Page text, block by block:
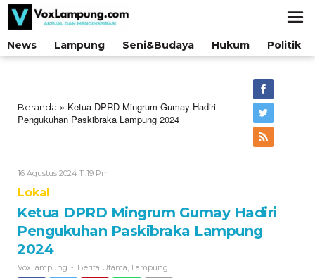
Lewati
konten
News
Lampung Seni&Budaya Hukum Politik
Beranda » Ketua DPRD Mingrum Gumay Hadiri
Pengukuhan Paskibraka Lampung 2024
16 Agustus 2024 11:19 Pm
Lokal
Ketua DPRD Mingrum Gumay Hadiri
Pengukuhan Paskibraka Lampung
2024
VoxLampung - Berita Utama Lampung